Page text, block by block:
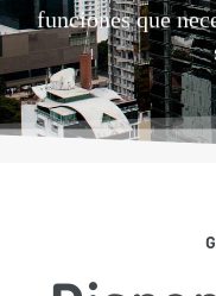
funciones que